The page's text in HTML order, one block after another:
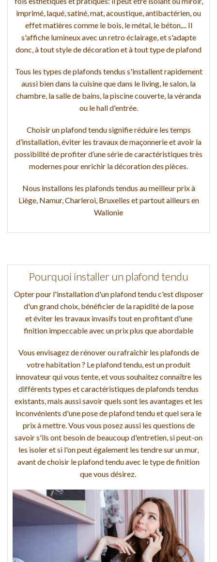
imprimé, laqué, satiné, mat, acoustique, antibactérien, ou
effet matières comme le bois, le métal, le béton,... Il
s'affiche lumineux avec un retro éclairage, et s'adapte
donc, à tout style de décoration et à tout type de plafond
Tous les types de plafonds tendus s'installent rapidement
aussi bien dans la cuisine que dans le living, le salon, la
chambre, la salle de bains, la piscine couverte, la véranda
ou le hall d'entrée.
Choisir un plafond tendu signifie réduire les temps
d’installation, éviter les travaux de maçonnerie et avoir la
possibilité de profiter d’une série de caractéristiques très
modernes pour enrichir la décoration des pièces.
Nous installons les plafonds tendus au meilleur prix à
Liège, Namur, Charleroi, Bruxelles et partout ailleurs en
Wallonie
Pourquoi installer un plafond tendu
Opter pour l'installation d'un plafond tendu c'est disposer
d'un grand choix, bénéficier de la rapidité de la pose
et éviter les travaux invasifs tout en profitant d'une
finition impeccable avec un prix plus que abordable
Vous envisagez de rénover ou rafraîchir les plafonds de
votre habitation ? Le plafond tendu, est un produit
innovateur qui vous tente, et vous souhaitez connaître les
différents types et caractéristiques de plafonds tendus
existants, mais aussi savoir quels sont les avantages et les
inconvénients d'une pose de plafond tendu et quel sera le
prix à mettre. Vous vous posez aussi les questions de
savoir s'ils ont besoin de beaucoup d'entretien, si peut-on
les isoler et si l'on peut également les tendre sur un mur,
avant de choisir le plafond tendu avec le type de finition
que vous désirez.